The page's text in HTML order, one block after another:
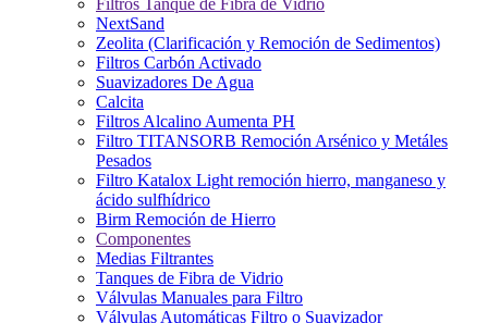
Filtros Tanque de Fibra de Vidrio
NextSand
Zeolita (Clarificación y Remoción de Sedimentos)
Filtros Carbón Activado
Suavizadores De Agua
Calcita
Filtros Alcalino Aumenta PH
Filtro TITANSORB Remoción Arsénico y Metáles
Pesados
Filtro Katalox Light remoción hierro, manganeso y
ácido sulfhídrico
Birm Remoción de Hierro
Componentes
Medias Filtrantes
Tanques de Fibra de Vidrio
Válvulas Manuales para Filtro
Válvulas Automáticas Filtro o Suavizador